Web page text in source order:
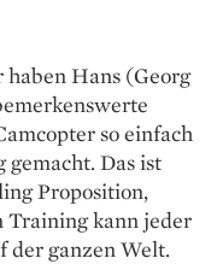
Hans (Georg
so einfach
Das ist
Proposition,
Training kann jeder
der ganzen Welt.